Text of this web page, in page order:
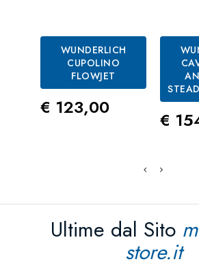
WUNDERLICH
CUPOLINO
FLOWJET
Prezzo
€ 123,00
€
Ultime dal Sito
store.it